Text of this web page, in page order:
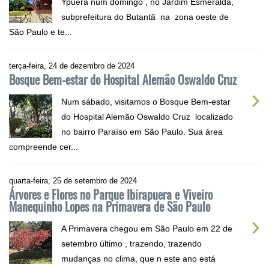
subprefeitura do Butantã na zona oeste de
São Paulo e te...
terça-feira, 24 de dezembro de 2024
Bosque Bem-estar do Hospital Alemão Oswaldo Cruz
›
Num sábado, visitamos o Bosque Bem-estar
do Hospital Alemão Oswaldo Cruz localizado
no bairro Paraíso em São Paulo. Sua área
compreende cer...
quarta-feira, 25 de setembro de 2024
Árvores e Flores no Parque Ibirapuera e Viveiro
Manequinho Lopes na Primavera de São Paulo
›
A Primavera chegou em São Paulo em 22 de
setembro último , trazendo, trazendo
mudanças no clima, que n este ano está